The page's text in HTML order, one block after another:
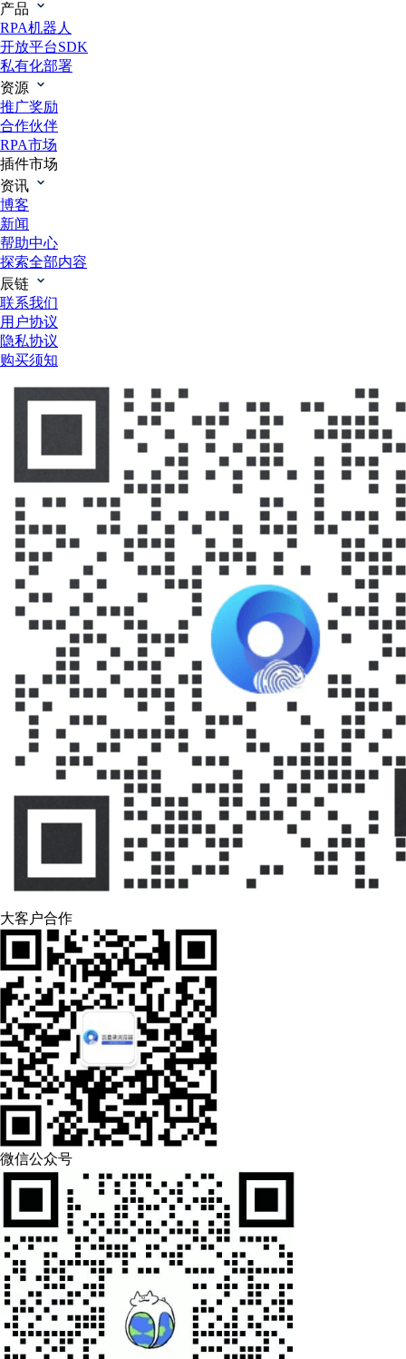
产品
RPA机器人
开放平台SDK
私有化部署
资源
推广奖励
合作伙伴
RPA市场
插件市场
资讯
博客
新闻
帮助中心
探索全部内容
辰链
联系我们
用户协议
隐私协议
购买须知
大客户合作
微信公众号